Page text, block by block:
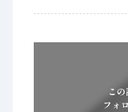
こ
フォ